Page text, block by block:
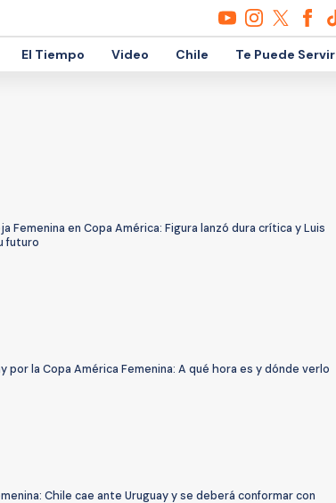
El Tiempo Video Chile Te Puede Servir
Femenina en Copa América: Figura lanzó dura crítica y Luis
futuro
por la Copa América Femenina: A qué hora es y dónde verlo
Chile cae ante Uruguay y se deberá conformar con